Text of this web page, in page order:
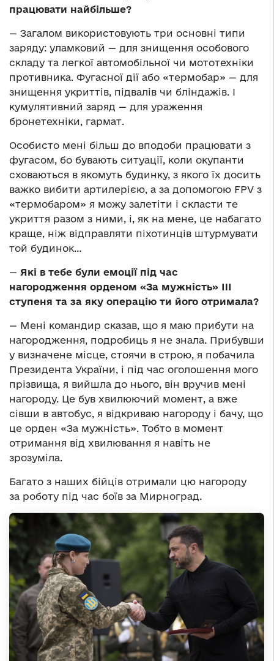
працювати найбільше?
— Загалом використовують три основні типи
заряду: уламковий — для знищення особового
складу та легкої автомобільної чи мототехніки
противника. Фугасної дії або «термобар» — для
знищення укриттів, підвалів чи бліндажів. І
кумулятивний заряд — для ураження
бронетехніки, гармат.
Особисто мені більш до вподоби працювати з
фугасом, бо бувають ситуації, коли окупанти
сховаються в якомуть будинку, з якого їх досить
важко вибити артилерією, а за допомогою FPV з
«термобаром» я можу залетіти і скласти те
укриття разом з ними, і, як на мене, це набагато
краще, ніж відправляти піхотинців штурмувати
той будинок…
— Які в тебе були емоції під час
нагородження орденом «За мужність» III
ступеня та за яку операцію ти його отримала?
— Мені командир сказав, що я маю прибути на
нагородження, подробиць я не знала. Прибувши
у визначене місце, стоячи в строю, я побачила
Президента України, і під час оголошення мого
прізвища, я вийшла до нього, він вручив мені
нагороду. Це був хвилюючий момент, а вже
сівши в автобус, я відкриваю нагороду і бачу, що
це орден «За мужність». Тобто в момент
отримання від хвилювання я навіть не
зрозуміла.
Багато з наших бійців отримали цю нагороду
за роботу під час боїв за Мирноград.